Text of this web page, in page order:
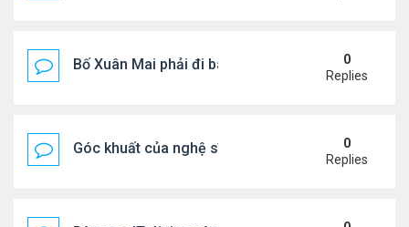
Bố Xuân Mai phải đi bán cơm ở Mỹ
0
Replies
Góc khuất của nghệ sĩ Hoài Tâm
0
Replies